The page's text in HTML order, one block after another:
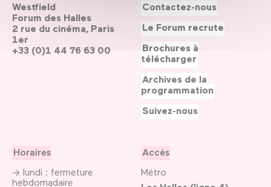
Westfield
Forum des Halles
2 rue du cinéma, Paris
1er
+33 (0)1 44 76 63 00
Horaires
→ lundi : fermeture
hebdomadaire
Accès
Métro
Contactez-nous
Le Forum recrute
Brochures à
télécharger
Archives de la
programmation
Suivez-nous